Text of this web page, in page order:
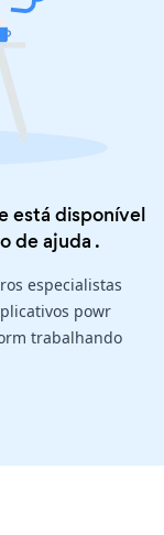
está disponível
de ajuda .
especialistas
powr
trabalhando